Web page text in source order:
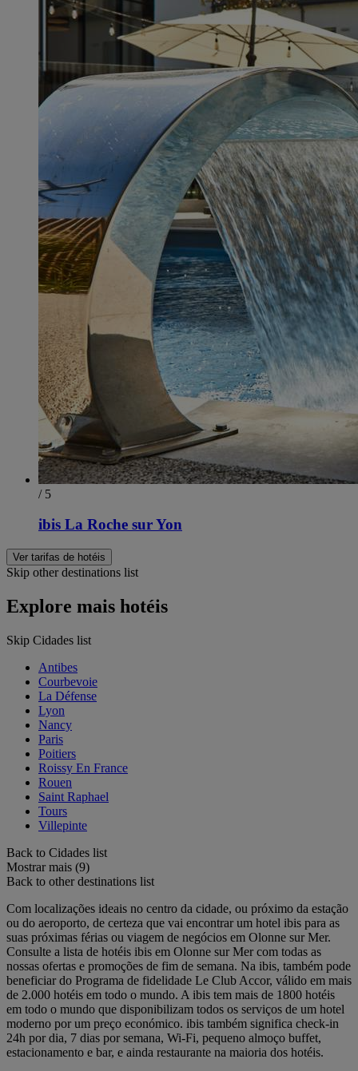
/ 5
ibis La Roche sur Yon
Ver tarifas de hotéis
Skip other destinations list
Explore mais hotéis
Skip Cidades list
Antibes
Courbevoie
La Défense
Lyon
Nancy
Paris
Poitiers
Roissy En France
Rouen
Saint Raphael
Tours
Villepinte
Back to Cidades list
Mostrar mais (9)
Back to other destinations list
Com localizações ideais no centro da cidade, ou próximo da estação
ou do aeroporto, de certeza que vai encontrar um hotel ibis para as
suas próximas férias ou viagem de negócios em Olonne sur Mer.
Consulte a lista de hotéis ibis em Olonne sur Mer com todas as
nossas ofertas e promoções de fim de semana. Na ibis, também pode
beneficiar do Programa de fidelidade Le Club Accor, válido em mais
de 2.000 hotéis em todo o mundo. A ibis tem mais de 1800 hotéis
em todo o mundo que disponibilizam todos os serviços de um hotel
moderno por um preço económico. ibis também significa check-in
24h por dia, 7 dias por semana, Wi-Fi, pequeno almoço buffet,
estacionamento e bar, e ainda restaurante na maioria dos hotéis.